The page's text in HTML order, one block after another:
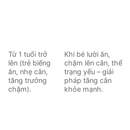
Từ 1 tuổi trở
lên (trẻ biếng
ăn, nhẹ cân,
tăng trưởng
chậm).
Khi bé lười ăn,
chậm lên cân, thể
trạng yếu – giải
pháp tăng cân
khỏe mạnh.